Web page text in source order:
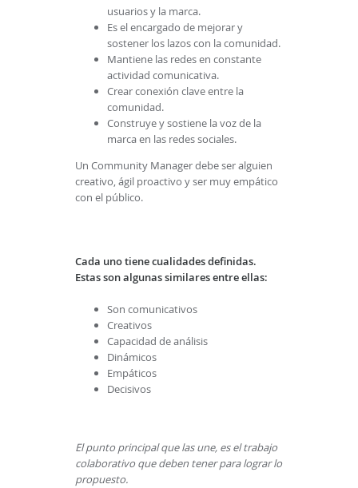
usuarios y la marca.
Es el encargado de mejorar y
sostener los lazos con la comunidad.
Mantiene las redes en constante
actividad comunicativa.
Crear conexión clave entre la
comunidad.
Construye y sostiene la voz de la
marca en las redes sociales.
Un Community Manager debe ser alguien
creativo, ágil proactivo y ser muy empático
con el público.
Cada uno tiene cualidades definidas.
Estas son algunas similares entre ellas:
Son comunicativos
Creativos
Capacidad de análisis
Dinámicos
Empáticos
Decisivos
El punto principal que las une, es el trabajo
colaborativo que deben tener para lograr lo
propuesto.